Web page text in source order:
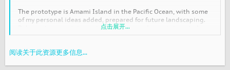
The prototype is Amami Island in the Pacific Ocean, with some
of my personal ideas added, prepared for future landscaping.
Belongs to mountainous terrain maps, welcome interested
masters to subscribe. It is not recommended to operate player
The default theme isBryxton Bay Theme
found on the official mod platform.
点击展开...
阅读关于此资源更多信息...